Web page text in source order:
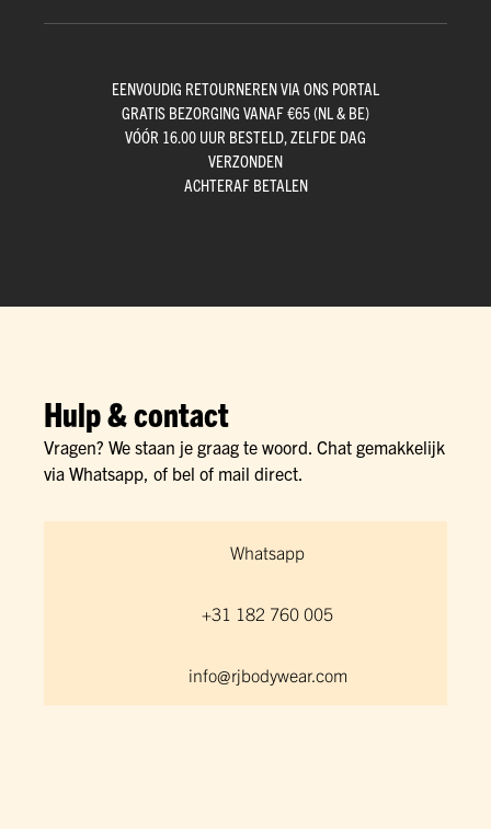
EENVOUDIG RETOURNEREN VIA ONS PORTAL
GRATIS BEZORGING VANAF €65 (NL & BE)
VÓÓR 16.00 UUR BESTELD, ZELFDE DAG
VERZONDEN
ACHTERAF BETALEN
Hulp & contact
Vragen? We staan je graag te woord. Chat gemakkelijk
via Whatsapp, of bel of mail direct.
Whatsapp
+31 182 760 005
info@rjbodywear.com